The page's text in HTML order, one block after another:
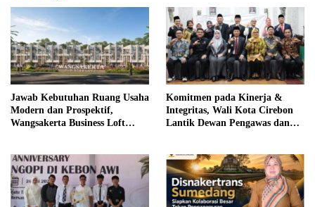
Jawab Kebutuhan Ruang Usaha
Modern dan Prospektif,
Wangsakerta Business Loft
Komitmen pada Kinerja &
Integritas, Wali Kota Cirebon
Lantik Dewan Pengawas dan